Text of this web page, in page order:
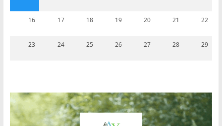
16 17 18 19 20 21 22
23 24 25 26 27 28 29